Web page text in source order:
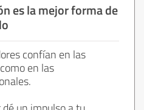
es la mejor forma de
confían en las
en las